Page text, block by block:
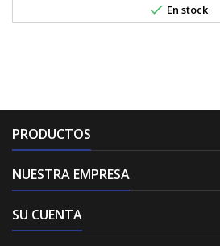
 En stock
PRODUCTOS
NUESTRA EMPRESA
SU CUENTA